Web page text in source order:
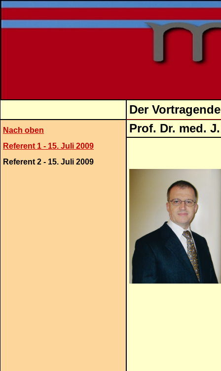
Der
Nach oben
Referent 1 - 15. Juli 2009
Referent 2 - 15. Juli 2009
Prof. Dr.